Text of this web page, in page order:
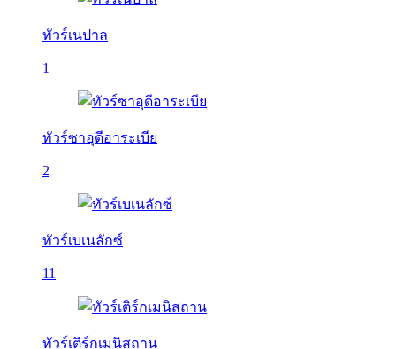
ทัวร์เนปาล
1
ทัวร์ซาอุดีอาระเบีย
2
ทัวร์เบเนลักซ์
11
ทัวร์เติร์กเมนิสถาน